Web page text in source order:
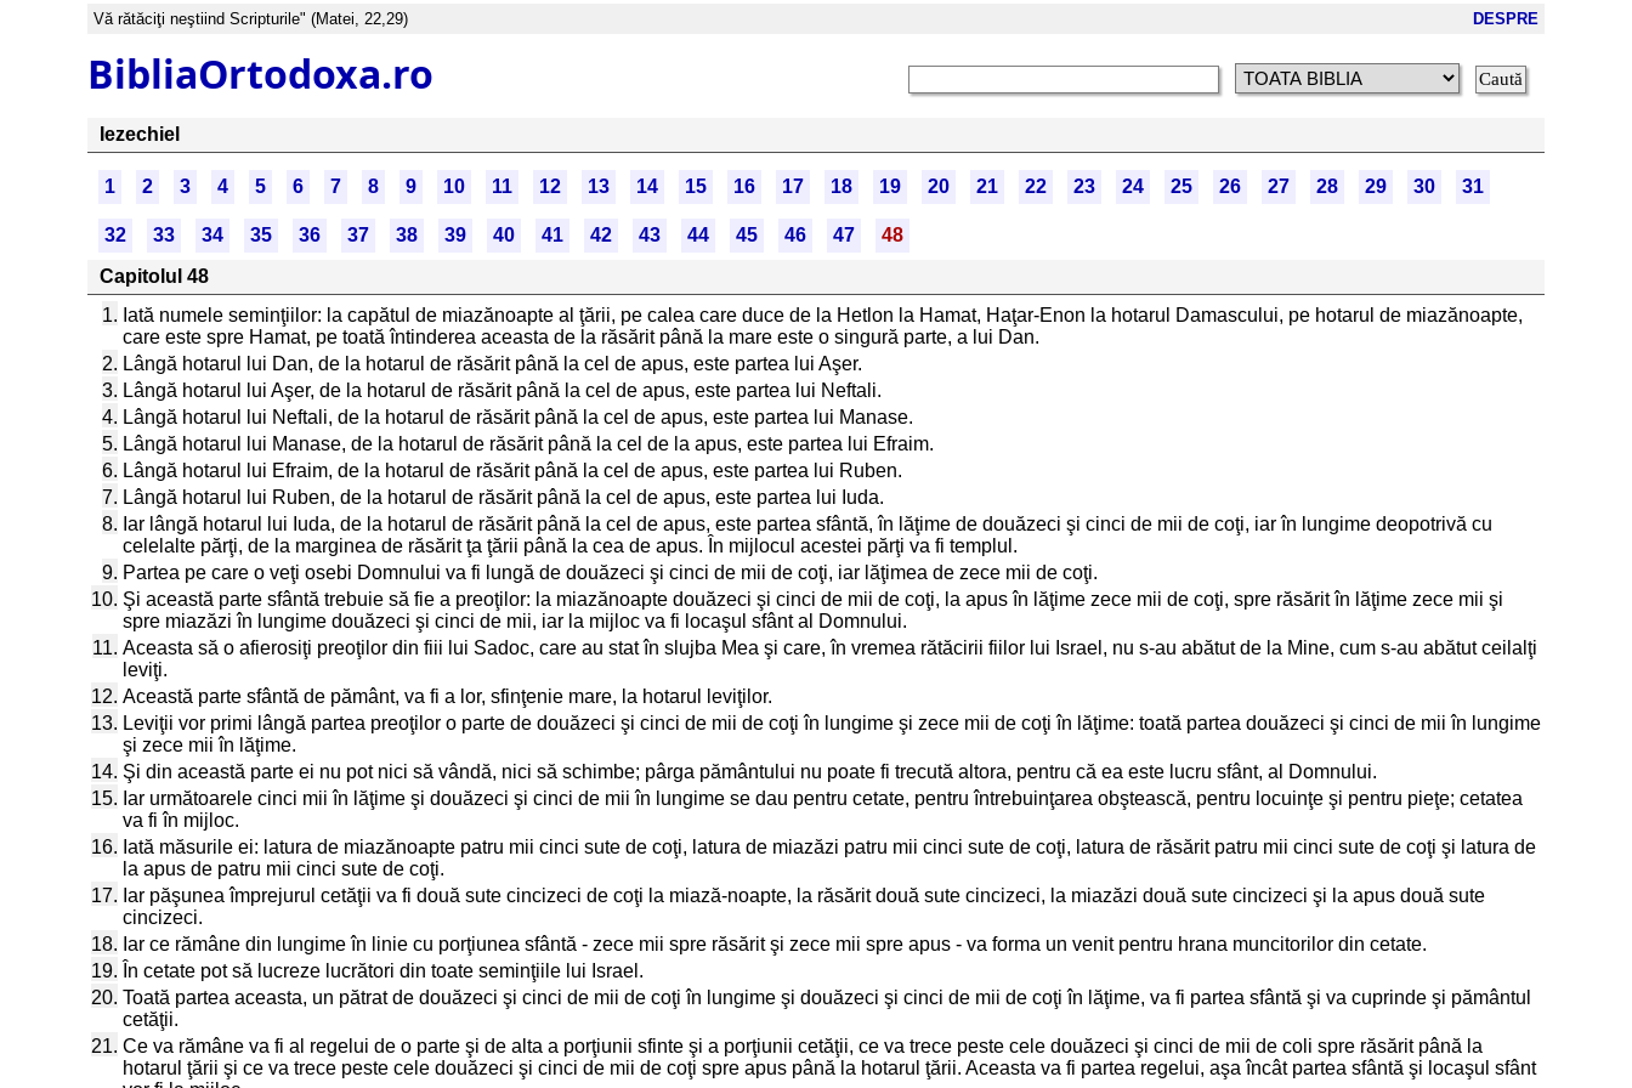
Vă rătăciţi neştiind Scripturile" (Matei, 22,29) DESPRE
BibliaOrtodoxa.ro
Iezechiel
1 2 3 4 5 6 7 8 9 10 11 12 13 14 15 16 17 18 19 20 21 22 23 24 25 26 27 28 29 30 31
32 33 34 35 36 37 38 39 40 41 42 43 44 45 46 47
48
Capitolul 48
1. Iată numele seminţiilor: la capătul de miazănoapte al ţării, pe calea care duce de la Hetlon la Hamat, Haţar-Enon la hotarul Damascului, pe hotarul de miazănoapte,
care este spre Hamat, pe toată întinderea aceasta de la răsărit până la mare este o singură parte, a lui Dan.
2. Lângă hotarul lui Dan, de la hotarul de răsărit până la cel de apus, este partea lui Aşer.
3. Lângă hotarul lui Aşer, de la hotarul de răsărit până la cel de apus, este partea lui Neftali.
4. Lângă hotarul lui Neftali, de la hotarul de răsărit până la cel de apus, este partea lui Manase.
5. Lângă hotarul lui Manase, de la hotarul de răsărit până la cel de la apus, este partea lui Efraim.
6. Lângă hotarul lui Efraim, de la hotarul de răsărit până la cel de apus, este partea lui Ruben.
7. Lângă hotarul lui Ruben, de la hotarul de răsărit până la cel de apus, este partea lui Iuda.
8. Iar lângă hotarul lui Iuda, de la hotarul de răsărit până la cel de apus, este partea sfântă, în lăţime de douăzeci şi cinci de mii de coţi, iar în lungime deopotrivă cu
celelalte părţi, de la marginea de răsărit ţa ţării până la cea de apus. În mijlocul acestei părţi va fi templul.
9. Partea pe care o veţi osebi Domnului va fi lungă de douăzeci şi cinci de mii de coţi, iar lăţimea de zece mii de coţi.
10. Şi această parte sfântă trebuie să fie a preoţilor: la miazănoapte douăzeci şi cinci de mii de coţi, la apus în lăţime zece mii de coţi, spre răsărit în lăţime zece mii şi
spre miazăzi în lungime douăzeci şi cinci de mii, iar la mijloc va fi locaşul sfânt al Domnului.
11. Aceasta să o afierosiţi preoţilor din fiii lui Sadoc, care au stat în slujba Mea şi care, în vremea rătăcirii fiilor lui Israel, nu s-au abătut de la Mine, cum s-au abătut ceilalţi
leviţi.
12. Această parte sfântă de pământ, va fi a lor, sfinţenie mare, la hotarul leviţilor.
13. Leviţii vor primi lângă partea preoţilor o parte de douăzeci şi cinci de mii de coţi în lungime şi zece mii de coţi în lăţime: toată partea douăzeci şi cinci de mii în lungime
şi zece mii în lăţime.
14. Şi din această parte ei nu pot nici să vândă, nici să schimbe; pârga pământului nu poate fi trecută altora, pentru că ea este lucru sfânt, al Domnului.
15. Iar următoarele cinci mii în lăţime şi douăzeci şi cinci de mii în lungime se dau pentru cetate, pentru întrebuinţarea obştească, pentru locuinţe şi pentru pieţe; cetatea
va fi în mijloc.
16. Iată măsurile ei: latura de miazănoapte patru mii cinci sute de coţi, latura de miazăzi patru mii cinci sute de coţi, latura de răsărit patru mii cinci sute de coţi şi latura de
la apus de patru mii cinci sute de coţi.
17. Iar păşunea împrejurul cetăţii va fi două sute cincizeci de coţi la miază-noapte, la răsărit două sute cincizeci, la miazăzi două sute cincizeci şi la apus două sute
cincizeci.
18. Iar ce rămâne din lungime în linie cu porţiunea sfântă - zece mii spre răsărit şi zece mii spre apus - va forma un venit pentru hrana muncitorilor din cetate.
19. În cetate pot să lucreze lucrători din toate seminţiile lui Israel.
20. Toată partea aceasta, un pătrat de douăzeci şi cinci de mii de coţi în lungime şi douăzeci şi cinci de mii de coţi în lăţime, va fi partea sfântă şi va cuprinde şi pământul
cetăţii.
21. Ce va rămâne va fi al regelui de o parte şi de alta a porţiunii sfinte şi a porţiunii cetăţii, ce va trece peste cele douăzeci şi cinci de mii de coli spre răsărit până la
hotarul ţării şi ce va trece peste cele douăzeci şi cinci de mii de coţi spre apus până la hotarul ţării. Aceasta va fi partea regelui, aşa încât partea sfântă şi locaşul sfânt